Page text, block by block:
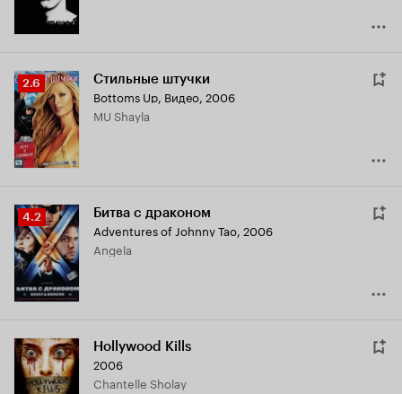
Рейтинг
Кинопоиска
2.6
2.6 Стильные штучки
Bottoms Up, Видео, 2006
MU Shayla
Рейтинг
Кинопоиска
4.2
4.2 Битва с драконом
Adventures of Johnny Tao, 2006
Angela
Hollywood Kills
2006
Chantelle Sholay